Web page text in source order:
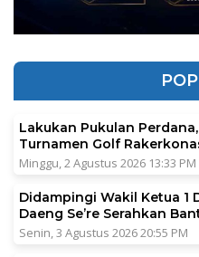
Lakukan Pukulan
Turnamen Golf
Minggu, 2 Agustus 2026 13:33 PM
Didampingi Wakil Ketua 1
Daeng Se’re Serahkan
Senin, 3 Agustus 2026 20:55 PM